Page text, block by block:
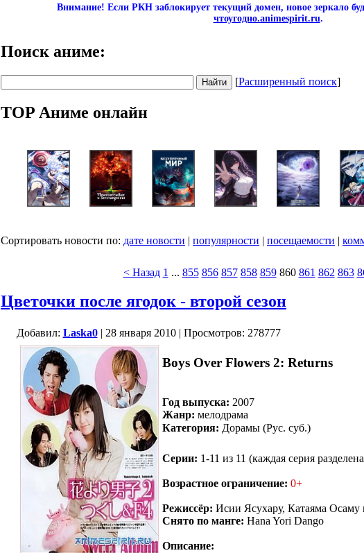
Внимание! Если РКН заблокирует текущий домен, новое зеркало
чтоугодно.animespirit.ru.
Поиск аниме:
[Расширенный поиск]
TOP Аниме онлайн
Сортировать новости по: дате новости | популярности | посещаемости |
< Назад 1 ... 855 856 857 858 859 860 861 862 863
Цветочки после ягодок - второй сезон
Добавил: Lаska0| 28 января 2010 | Просмотров: 278777
Boys Over Flowers 2: Returns
Год выпуска: 2007
Жанр: мелодрама
Категория: Дорамы (Рус. суб.)
Серии: 1-11 из 11 (каждая серия
Возрастное ограничение: 0+
Режиссёр: Исии Ясухару, Катаяма Осаму
Снято по манге: Hana Yori Dango
Описание: